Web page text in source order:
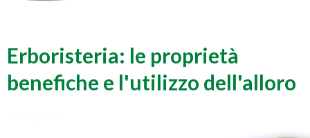
Erboristeria: le proprietà
benefiche e l'utilizzo dell'alloro